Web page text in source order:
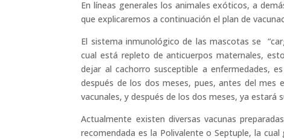
En líneas generales los animales exóticos, a
que explicaremos a continuación el plan de
El sistema inmunológico de las mascotas se
cual está repleto de anticuerpos maternales,
dejar al cachorro susceptible a enfermedades,
después de los dos meses, pues, antes del
vacunales, y después de los dos meses, ya
Actualmente existen diversas vacunas
recomendada es la Polivalente o Septuple, la